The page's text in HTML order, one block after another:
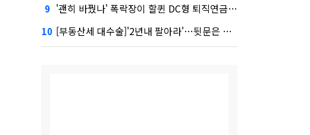
9 '괜히 바꿨나' 폭락장이 할퀸 DC형 퇴직연금…전문가 조언은
10 [부동산세 대수술]'2년내 팔아라'…뒷문은 열었다